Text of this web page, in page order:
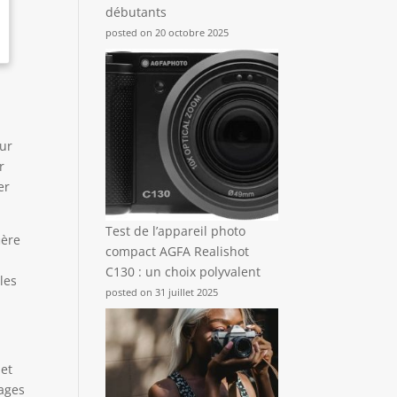
débutants
posted on 20 octobre 2025
Test de l’appareil photo
compact AGFA Realishot
C130 : un choix polyvalent
posted on 31 juillet 2025